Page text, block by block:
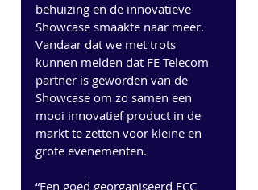
behuizing en de innovatieve
Showcase smaakte naar meer.
Vandaar dat we met trots
kunnen melden dat FE Telecom
partner is geworden van de
Showcase om zo samen een
mooi innovatief product in de
markt te zetten voor kleine en
grote evenementen.
“Een goed georganiseerd ECC